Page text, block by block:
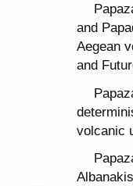
and
Aegean
and
volcanic